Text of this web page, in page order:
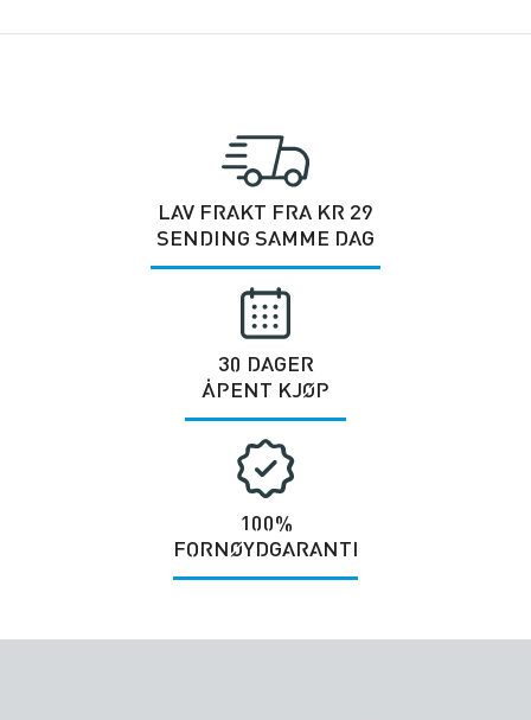
LAV FRAKT FRA KR 29
SENDING SAMME DAG
30 DAGER
ÅPENT KJØP
100%
FORNØYDGARANTI